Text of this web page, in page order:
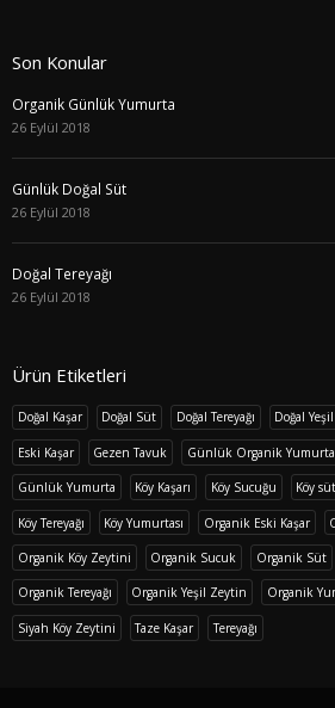
Son Konular
Organik Günlük Yumurta
26 Eylül 2018
Günlük Doğal Süt
26 Eylül 2018
Doğal Tereyağı
26 Eylül 2018
Ürün Etiketleri
Doğal Kaşar Doğal Süt Doğal Tereyağı Doğal
Eski Kaşar Gezen Tavuk Günlük Organik Yumurta
Günlük Yumurta Köy Kaşarı Köy Sucuğu Köy
Köy Tereyağı Köy Yumurtası Organik Eski Kaşar
Organik Köy Zeytini Organik Sucuk Organik Süt
Organik Tereyağı Organik Yeşil Zeytin Organik
Siyah Köy Zeytini Taze Kaşar Tereyağı